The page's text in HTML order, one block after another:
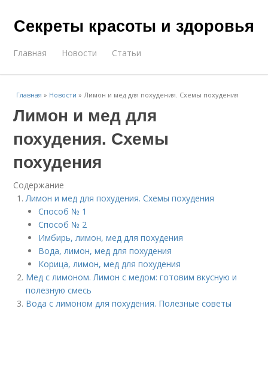
Секреты красоты и здоровья
Главная Новости Статьи
Главная » Новости »Лимон и мед для похудения. Схемы похудения
Лимон и мед для
похудения. Схемы
похудения
Содержание
Лимон и мед для похудения. Схемы похудения
Способ № 1
Способ № 2
Имбирь, лимон, мед для похудения
Вода, лимон, мед для похудения
Корица, лимон, мед для похудения
Мед с лимоном. Лимон с медом: готовим вкусную и
полезную смесь
Вода с лимоном для похудения. Полезные советы